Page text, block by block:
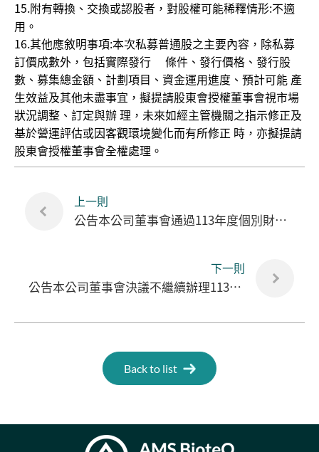
15.附有轉換、交換或認股者，對股權可能稀釋情形:不適
用。
16.其他應敘明事項:本次私募普通股之主要內容，除私募
訂價成數外，包括實際發行 條件、發行價格、發行股
數、募集總金額、計劃項目、資金運用進度、預計可能 產
生效益及其他未盡事宜，擬提請股東會授權董事會視市場
狀況調整、訂定與辦 理，未來如經主管機關之指示修正及
基於營運評估或因客觀環境變化而有所修正 時，亦擬提請
股東會授權董事會全權處理。
上一則
公告本公司董事會通過113年度個別財務報告
下一則
公告本公司董事會決議不繼續辦理113年度股東常會通過之 私募普通股案
Back to list